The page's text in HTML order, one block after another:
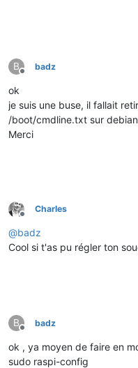
B
Offline
badz
ok
je suis une buse, il fallait
/boot/cmdline.txt sur
Merci
Offline
Charles
@badz
Cool si t'as pu régler ton
B
Offline
badz
ok , ya moyen de faire en
sudo raspi-config